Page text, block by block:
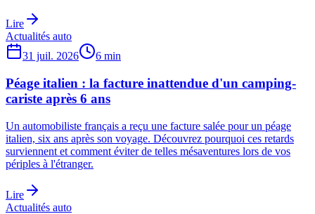
Lire
Actualités auto
31 juil. 2026
6 min
Péage italien : la facture inattendue d'un camping-
cariste après 6 ans
Un automobiliste français a reçu une facture salée pour un péage
italien, six ans après son voyage. Découvrez pourquoi ces retards
surviennent et comment éviter de telles mésaventures lors de vos
périples à l'étranger.
Lire
Actualités auto